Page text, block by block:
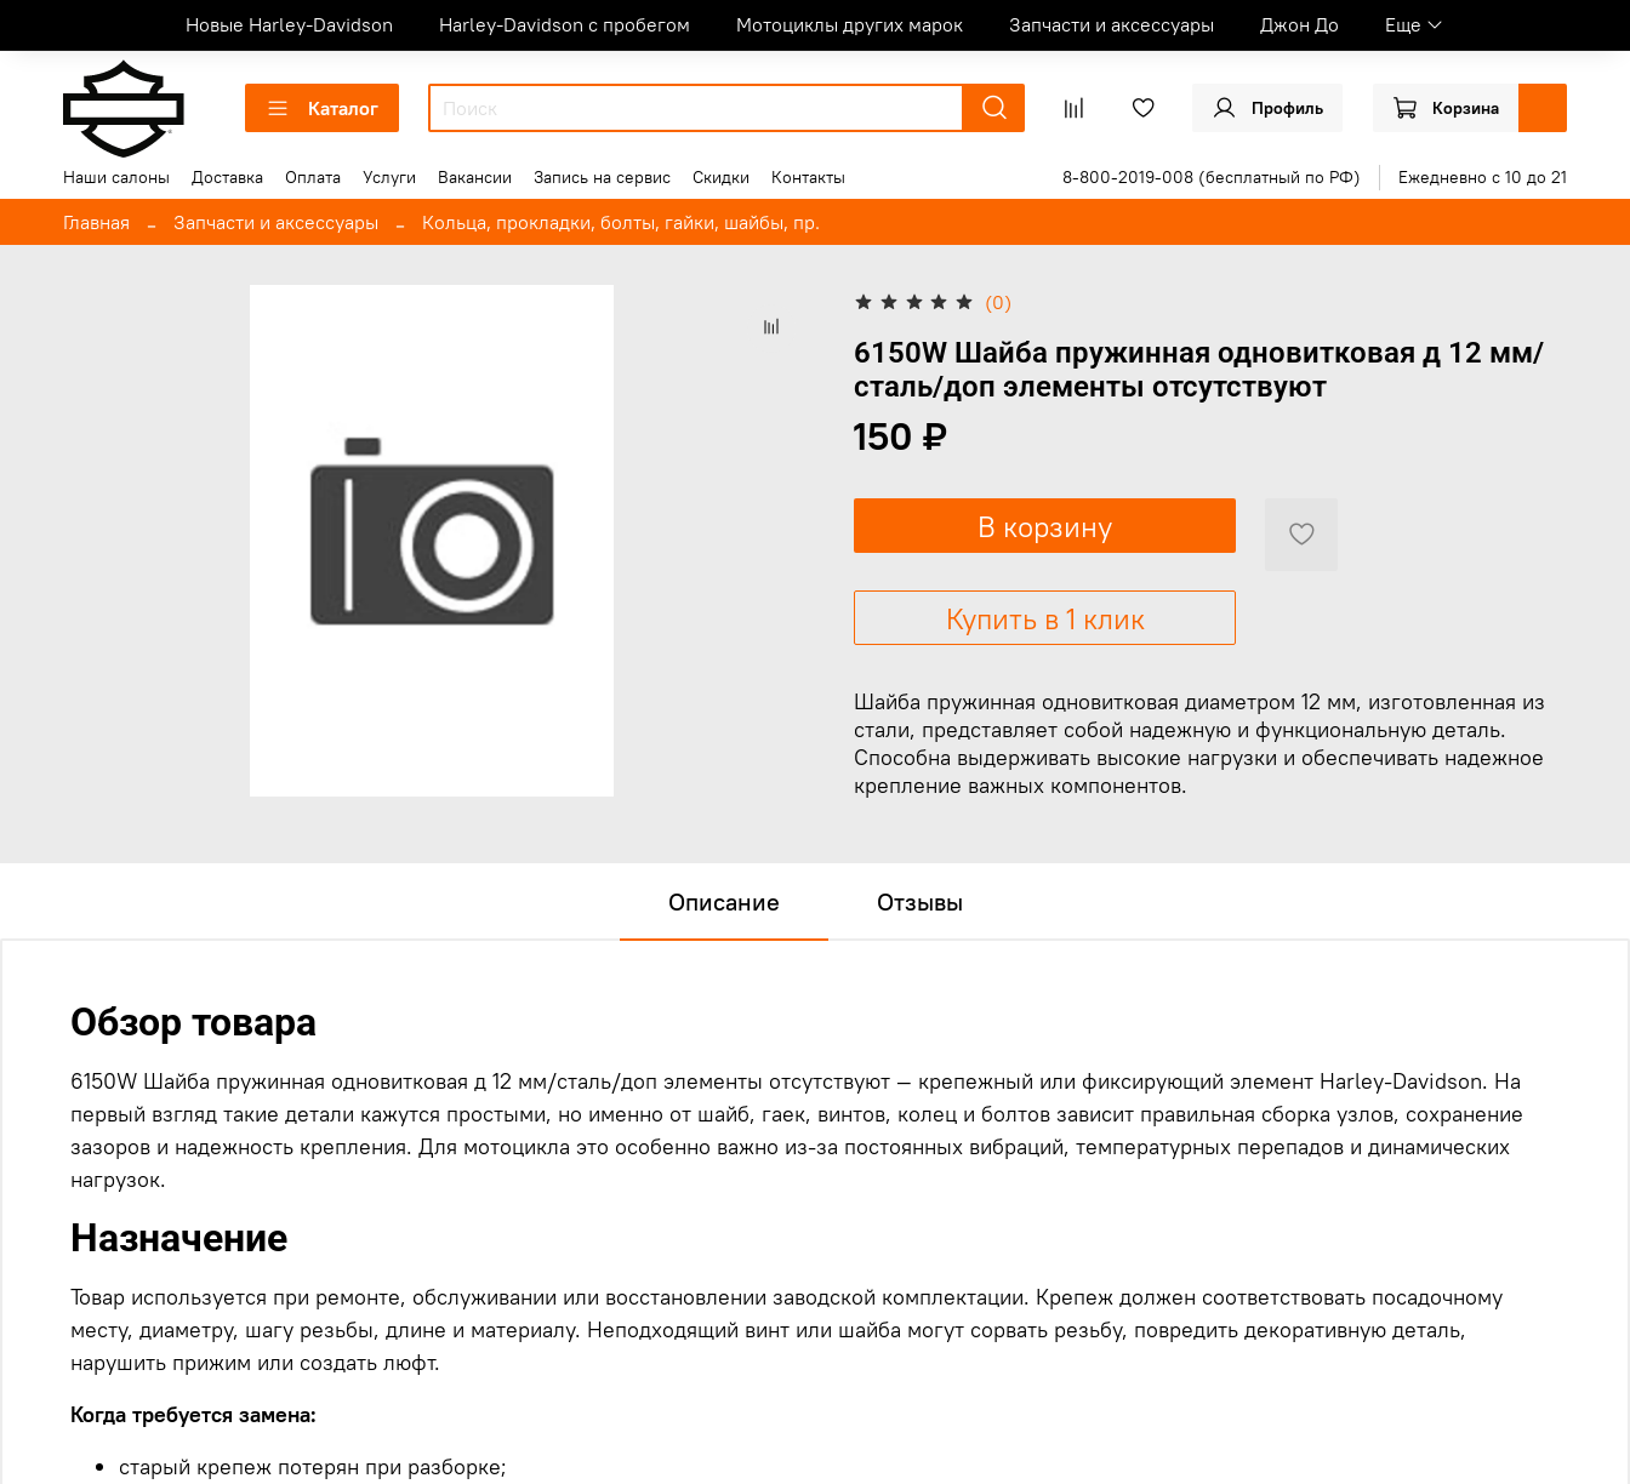
Новые Harley-Davidson Harley-Davidson с пробегом Мотоциклы других марок Запчасти и аксессуары Джон До Еще
Каталог Профиль Корзина
Наши салоны Доставка Оплата Услуги Вакансии Запись на сервис Скидки Контакты 8-800-2019-008 (бесплатный по РФ) Ежедневно с 10 до 21
Главная Запчасти и аксессуары Кольца, прокладки, болты, гайки, шайбы, пр.
(0)
6150W Шайба пружинная одновитковая д 12 мм/
сталь/доп элементы отсутствуют
150 ₽
В корзину
Купить в 1 клик
Шайба пружинная одновитковая диаметром 12 мм, изготовленная из
стали, представляет собой надежную и функциональную деталь.
Способна выдерживать высокие нагрузки и обеспечивать надежное
крепление важных компонентов.
Описание Отзывы
Обзор товара
6150W Шайба пружинная одновитковая д 12 мм/сталь/доп элементы отсутствуют — крепежный или фиксирующий элемент Harley-Davidson. На
первый взгляд такие детали кажутся простыми, но именно от шайб, гаек, винтов, колец и болтов зависит правильная сборка узлов, сохранение
зазоров и надежность крепления. Для мотоцикла это особенно важно из-за постоянных вибраций, температурных перепадов и динамических
нагрузок.
Назначение
Товар используется при ремонте, обслуживании или восстановлении заводской комплектации. Крепеж должен соответствовать посадочному
месту, диаметру, шагу резьбы, длине и материалу. Неподходящий винт или шайба могут сорвать резьбу, повредить декоративную деталь,
нарушить прижим или создать люфт.
Когда требуется замена:
старый крепеж потерян при разборке;